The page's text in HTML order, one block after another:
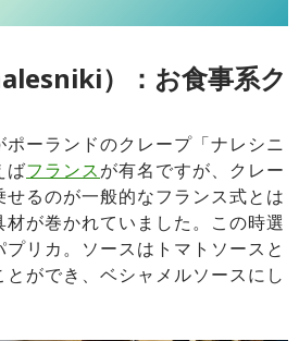
）：お食事系ク
ーランドのクレープ「ナレシニ
ばフランスが有名ですが、クレー
るのが一般的なフランス式とは
が巻かれていました。この時選
リカ。ソースはトマトソースと
ができ、ベシャメルソースにし